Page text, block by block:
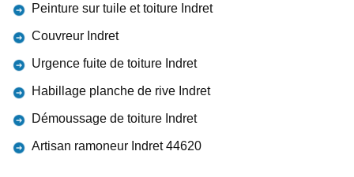
Peinture sur tuile et toiture Indret
Couvreur Indret
Urgence fuite de toiture Indret
Habillage planche de rive Indret
Démoussage de toiture Indret
Artisan ramoneur Indret 44620